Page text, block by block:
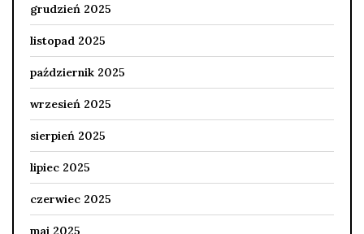
grudzień 2025
listopad 2025
październik 2025
wrzesień 2025
sierpień 2025
lipiec 2025
czerwiec 2025
maj 2025